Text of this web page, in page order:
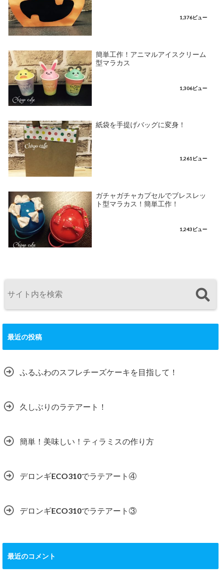
1,376ビュー
簡単工作！アニマルアイスクリーム
型マラカス
1,306ビュー
紙袋を手提げバッグに変身！
1,261ビュー
ガチャガチャカプセルでブレスレッ
ト型マラカス！簡単工作！
1,243ビュー
最近の投稿
ふるふわのスフレチーズケーキを目指して！
久しぶりのラテアート！
簡単！美味しい！ティラミスの作り方
デロンギECO310でラテアート④
デロンギECO310でラテアート③
最近のコメント